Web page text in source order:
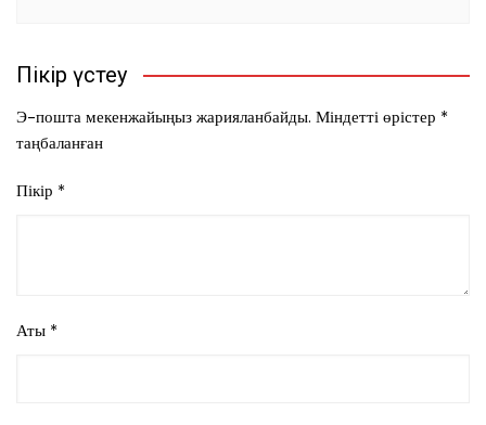
Пікір үстеу
Э-пошта мекенжайыңыз жарияланбайды. Міндетті өрістер *
таңбаланған
Пікір *
Аты *